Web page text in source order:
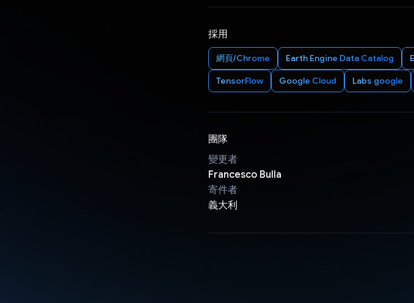
採用
網頁/Chrome Earth Engine Data Catalog
TensorFlow Google Cloud Labs google
團隊
變更者
Francesco Bulla
寄件者
義大利